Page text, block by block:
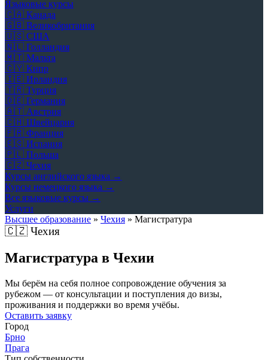
Языковые курсы
🇨🇦 Канада
🇬🇧 Великобритания
🇺🇸 США
🇳🇱 Голландия
🇲🇹 Мальта
🇨🇾 Кипр
🇮🇪 Ирландия
🇹🇷 Турция
🇩🇪 Германия
🇦🇹 Австрия
🇨🇭 Швейцария
🇫🇷 Франция
🇪🇸 Испания
🇵🇱 Польша
🇨🇿 Чехия
Курсы английского языка →
Курсы немецкого языка →
Все языковые курсы →
Услуги
Высшее образование » Чехия » Магистратура
🇨🇿Чехия
Магистратура в Чехии
Мы берём на себя полное сопровождение обучения за
рубежом — от консультации и поступления до визы,
проживания и поддержки во время учёбы.
Оставить заявку
Город
Брно
Прага